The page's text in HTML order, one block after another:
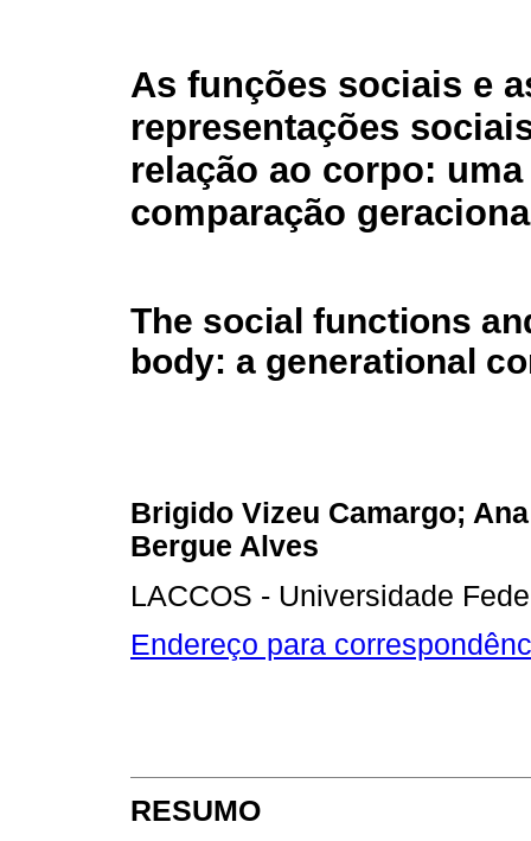
As funções sociais e
representações
relação ao corpo: uma
comparação
The social functions
body: a generational
Brigido Vizeu Camargo;
Bergue Alves
LACCOS - Universidade
Endereço para
RESUMO